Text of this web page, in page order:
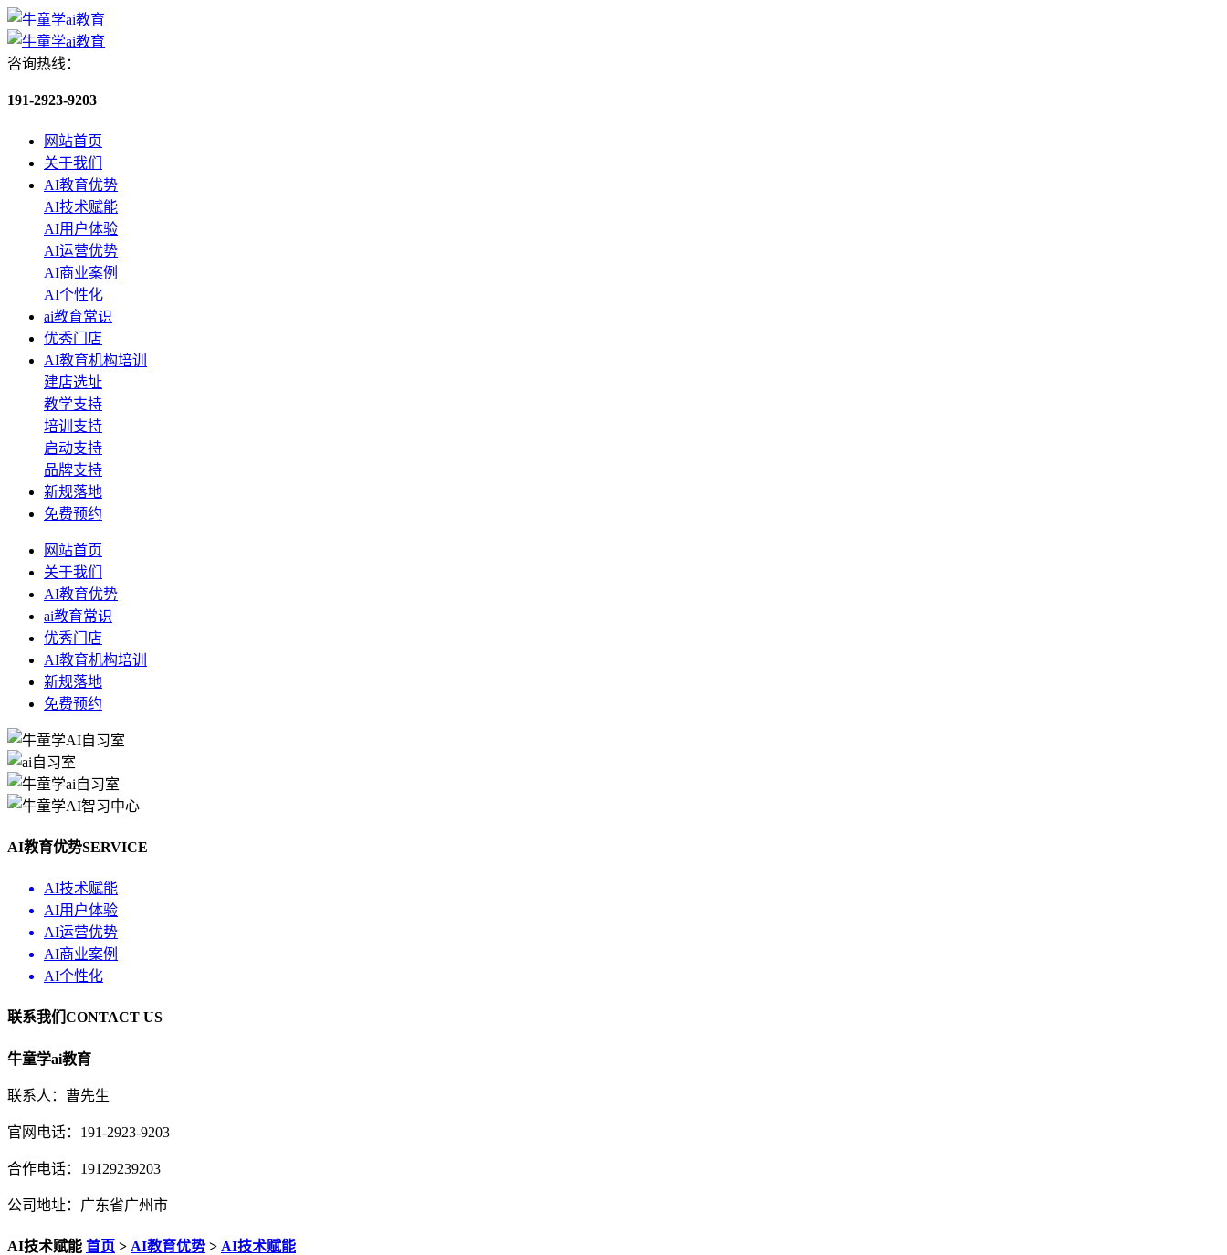
咨询热线：
191-2923-9203
网站首页
关于我们
AI教育优势
AI技术赋能
AI用户体验
AI运营优势
AI商业案例
AI个性化
ai教育常识
优秀门店
AI教育机构培训
建店选址
教学支持
培训支持
启动支持
品牌支持
新规落地
免费预约
网站首页
关于我们
AI教育优势
ai教育常识
优秀门店
AI教育机构培训
新规落地
免费预约
AI教育优势SERVICE
AI技术赋能
AI用户体验
AI运营优势
AI商业案例
AI个性化
联系我们 CONTACT US
牛童学ai教育
联系人：曹先生
官网电话：191-2923-9203
合作电话：19129239203
公司地址：广东省广州市
AI技术赋能 首页 > AI教育优势 > AI技术赋能